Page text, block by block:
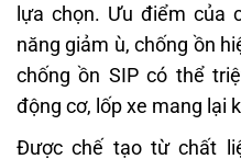
lựa chọn. Ưu điểm của
năng giảm ù, chống ồn
chống ồn SIP có thể
động cơ, lốp xe mang lại
Được chế tạo từ chất